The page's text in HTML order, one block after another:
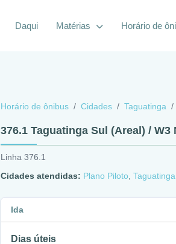
Daqui Matérias Horário de
Horário de ônibus Cidades Taguatinga
376.1 Taguatinga Sul (Areal) /
Linha 376.1
Cidades atendidas: Plano Piloto Taguatinga
Ida
Dias úteis